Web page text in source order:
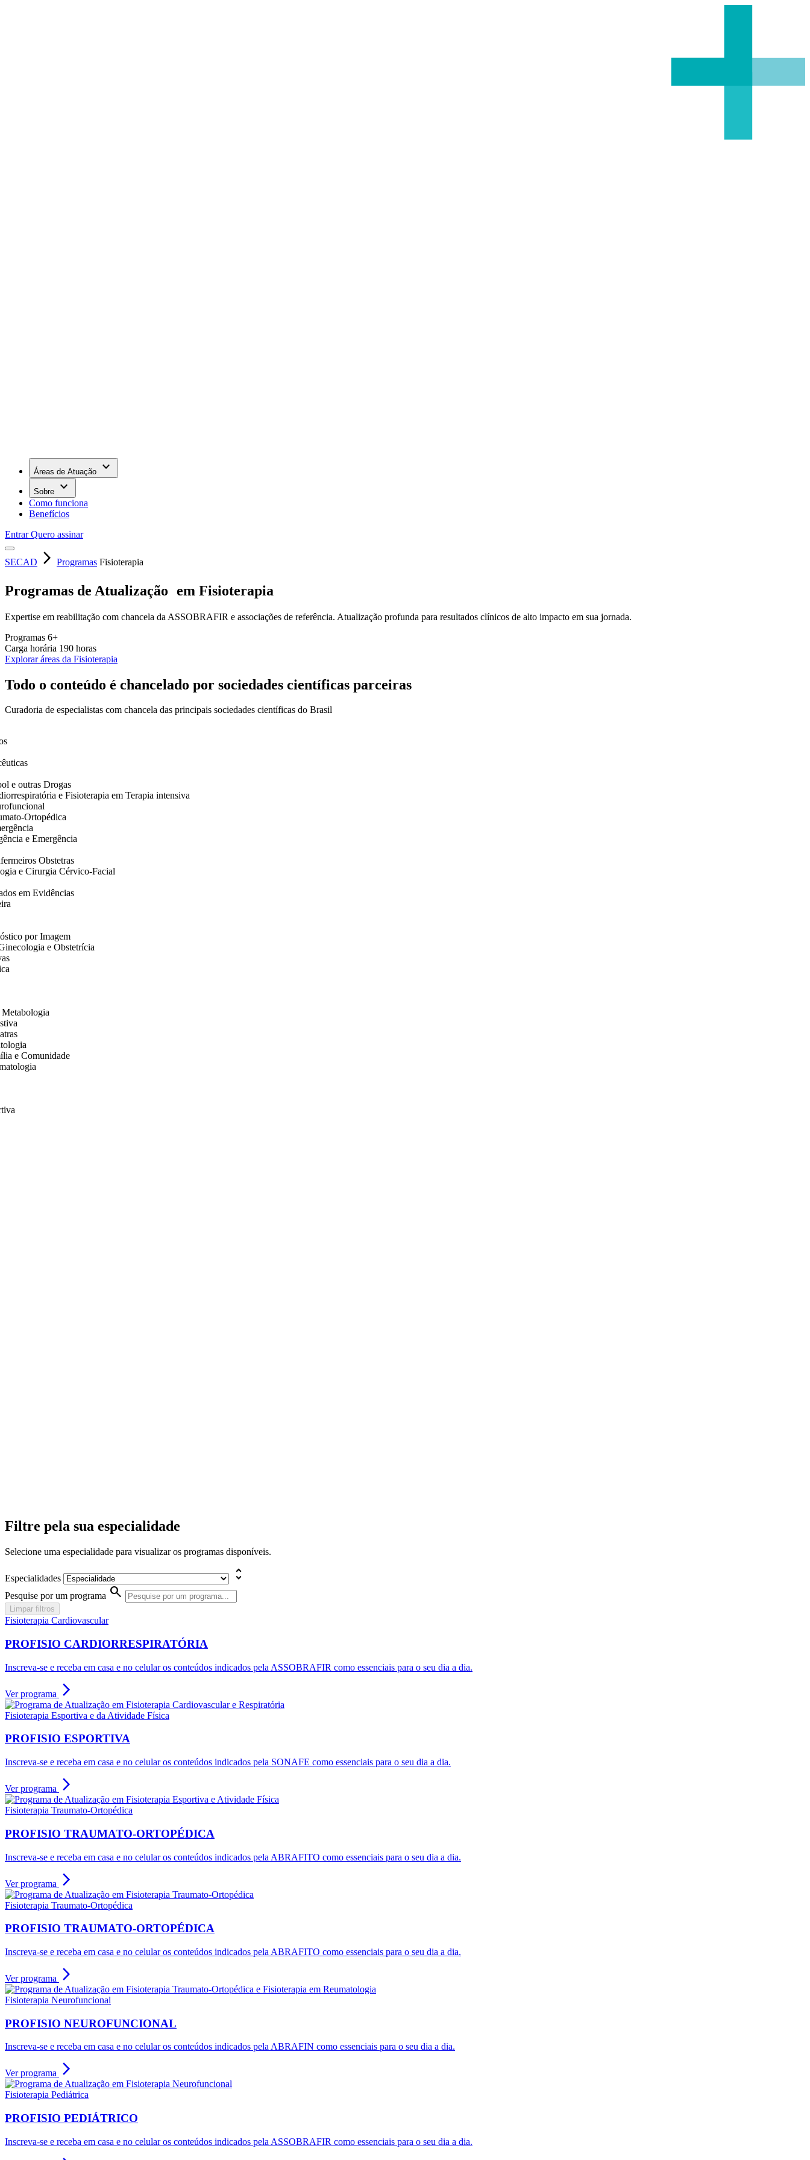
Áreas de Atuação keyboard_arrow_down
Sobre keyboard_arrow_down
Como funciona
Benefícios
EntrarQuero assinar
SECAD arrow_forward_ios Programas Fisioterapia
Programas de Atualização em Fisioterapia
Expertise em reabilitação com chancela da ASSOBRAFIR e associações de referência. Atualização profunda para resultados clínicos de alto impacto em sua jornada.
Programas 6+
Carga horária 190 horas
Explorar áreas da Fisioterapia
Todo o conteúdo é chancelado por sociedades científicas parceiras
Curadoria de especialistas com chancela das principais sociedades científicas do Brasil
Filtre pela sua especialidade
Selecione uma especialidade para visualizar os programas disponíveis.
Especialidades unfold_more
Pesquise por um programa search
Limpar filtros
Fisioterapia Cardiovascular
PROFISIO CARDIORRESPIRATÓRIA
Inscreva-se e receba em casa e no celular os conteúdos indicados pela ASSOBRAFIR como essenciais para o seu dia a dia.
Ver programa arrow_forward_ios
Fisioterapia Esportiva e da Atividade Física
PROFISIO ESPORTIVA
Inscreva-se e receba em casa e no celular os conteúdos indicados pela SONAFE como essenciais para o seu dia a dia.
Ver programa arrow_forward_ios
Fisioterapia Traumato-Ortopédica
PROFISIO TRAUMATO-ORTOPÉDICA
Inscreva-se e receba em casa e no celular os conteúdos indicados pela ABRAFITO como essenciais para o seu dia a dia.
Ver programa arrow_forward_ios
Fisioterapia Traumato-Ortopédica
PROFISIO TRAUMATO-ORTOPÉDICA
Inscreva-se e receba em casa e no celular os conteúdos indicados pela ABRAFITO como essenciais para o seu dia a dia.
Ver programa arrow_forward_ios
Fisioterapia Neurofuncional
PROFISIO NEUROFUNCIONAL
Inscreva-se e receba em casa e no celular os conteúdos indicados pela ABRAFIN como essenciais para o seu dia a dia.
Ver programa arrow_forward_ios
Fisioterapia Pediátrica
PROFISIO PEDIÁTRICO
Inscreva-se e receba em casa e no celular os conteúdos indicados pela ASSOBRAFIR como essenciais para o seu dia a dia.